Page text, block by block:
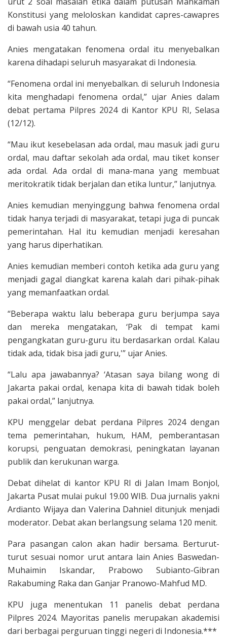
Konstitusi yang meloloskan kandidat capres-cawapres
di bawah usia 40 tahun.
Anies mengatakan fenomena ordal itu menyebalkan
karena dihadapi seluruh masyarakat di Indonesia.
“Fenomena ordal ini menyebalkan. di seluruh Indonesia
kita menghadapi fenomena ordal,” ujar Anies dalam
debat pertama Pilpres 2024 di Kantor KPU RI, Selasa
(12/12).
“Mau ikut kesebelasan ada ordal, mau masuk jadi guru
ordal, mau daftar sekolah ada ordal, mau tiket konser
ada ordal. Ada ordal di mana-mana yang membuat
meritokratik tidak berjalan dan etika luntur,” lanjutnya.
Anies kemudian menyinggung bahwa fenomena ordal
tidak hanya terjadi di masyarakat, tetapi juga di puncak
pemerintahan. Hal itu kemudian menjadi keresahan
yang harus diperhatikan.
Anies kemudian memberi contoh ketika ada guru yang
menjadi gagal diangkat karena kalah dari pihak-pihak
yang memanfaatkan ordal.
“Beberapa waktu lalu beberapa guru berjumpa saya
dan mereka mengatakan, ‘Pak di tempat kami
pengangkatan guru-guru itu berdasarkan ordal. Kalau
tidak ada, tidak bisa jadi guru,'” ujar Anies.
“Lalu apa jawabannya? ‘Atasan saya bilang wong di
Jakarta pakai ordal, kenapa kita di bawah tidak boleh
pakai ordal,” lanjutnya.
KPU menggelar debat perdana Pilpres 2024 dengan
tema pemerintahan, hukum, HAM, pemberantasan
korupsi, penguatan demokrasi, peningkatan layanan
publik dan kerukunan warga.
Debat dihelat di kantor KPU RI di Jalan Imam Bonjol,
Jakarta Pusat mulai pukul 19.00 WIB. Dua jurnalis yakni
Ardianto Wijaya dan Valerina Dahniel ditunjuk menjadi
moderator. Debat akan berlangsung selama 120 menit.
Para pasangan calon akan hadir bersama. Berturut-
turut sesuai nomor urut antara lain Anies Baswedan-
Muhaimin Iskandar, Prabowo Subianto-Gibran
Rakabuming Raka dan Ganjar Pranowo-Mahfud MD.
KPU juga menentukan 11 panelis debat perdana
Pilpres 2024. Mayoritas panelis merupakan akademisi
dari berbagai perguruan tinggi negeri di Indonesia.***